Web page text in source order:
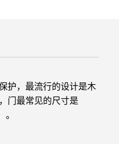
护，最流行的设计是木
门最常见的尺寸是